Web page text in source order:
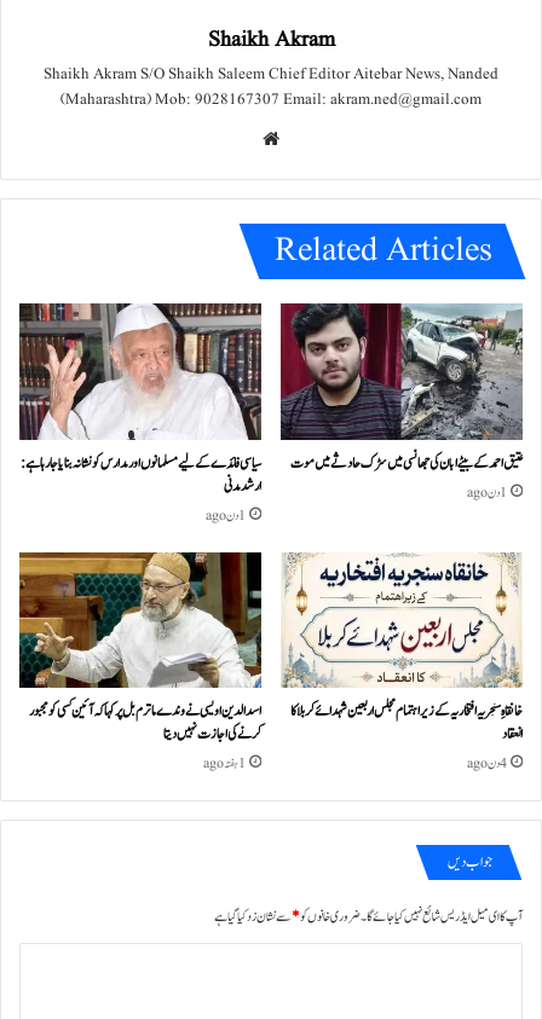
Shaikh Akram
Shaikh Akram S/O Shaikh Saleem Chief Editor Aitebar News, Nanded
(Maharashtra) Mob: 9028167307 Email: akram.ned@gmail.com
e
Related Articles
عتیق احمد کے بیٹے ابان کی جھانسی میں سڑک حادثے میں موت
1 دن ago
سیاسی فائدے کے لیے مسلمانوں اور مدارس کو نشانہ بنایا جا رہا ہے:
ارشد مدنی
1 دن ago
خانقاہِ سنجریہ افتخاریہ کے زیراہتمام مجلس اربعین شہدائے کربلا کا
انعقاد
4 دن ago
اسد الدین اویسی نے وندے ماترم بل پر کہا کہ آئین کسی کو مجبور
کرنے کی اجازت نہیں دیتا
1 ہفتہ ago
جواب دیں
آپ کا ای میل ایڈریس شائع نہیں کیا جائے گا۔ضروری خانوں کو*سے نشان زد کیا گیا ہے